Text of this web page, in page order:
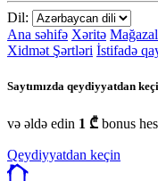
Dil:
Ana səhifə Xəritə
Xidmət Şərtləri İstifadə
Saytımızda qeydiyyatdan
və əldə edin 1 ₾ bonus
Qeydiyyatdan keçin